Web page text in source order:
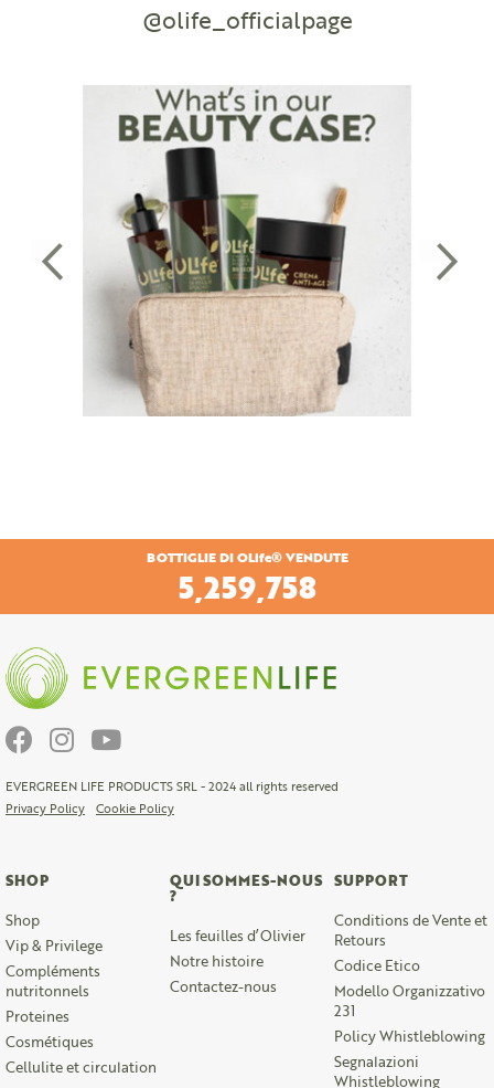
@olife_officialpage
BOTTIGLIE DI OLife® VENDUTE
5,718,349
EVERGREEN LIFE PRODUCTS SRL - 2024 all rights reserved
Privacy Policy
Cookie Policy
SHOP
Shop
Vip & Privilege
Compléments
nutritonnels
Proteines
Cosmétiques
Cellulite et circulation
QUI SOMMES-NOUS
?
Les feuilles d’Olivier
Notre histoire
Contactez-nous
SUPPORT
Conditions de Vente et
Retours
Codice Etico
Modello Organizzativo
231
Policy Whistleblowing
Segnalazioni
Whistleblowing